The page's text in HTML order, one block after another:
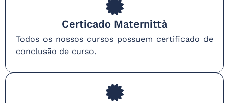
Certicado Maternittà
Todos os nossos cursos possuem certificado de
conclusão de curso.